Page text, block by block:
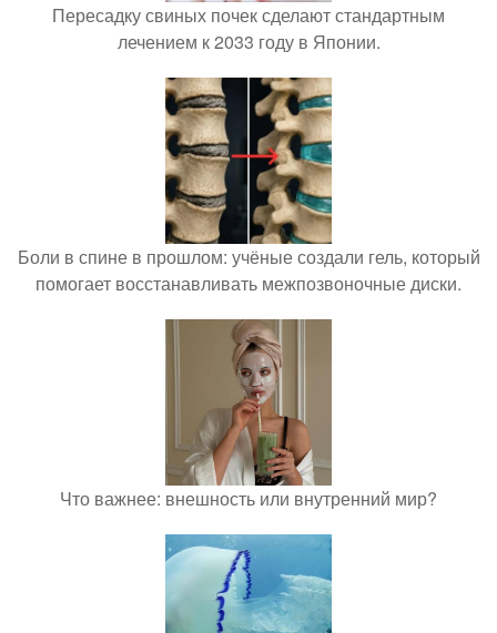
Пересадку свиных почек сделают стандартным
лечением к 2033 году в Японии.
Боли в спине в прошлом: учёные создали гель, который
помогает восстанавливать межпозвоночные диски.
Что важнее: внешность или внутренний мир?